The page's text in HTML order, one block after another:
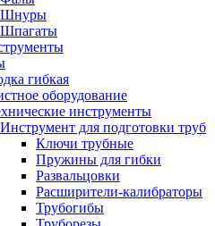
Шнуры
Шпагаты
гибкая
оборудование
инструменты
Инструмент для подготовки труб
Ключи трубные
Пружины для гибки
Развальцовки
Расширители-калибраторы
Трубогибы